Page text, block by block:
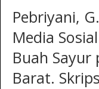
Pebriyani,
Media
Buah Sayur
Barat.